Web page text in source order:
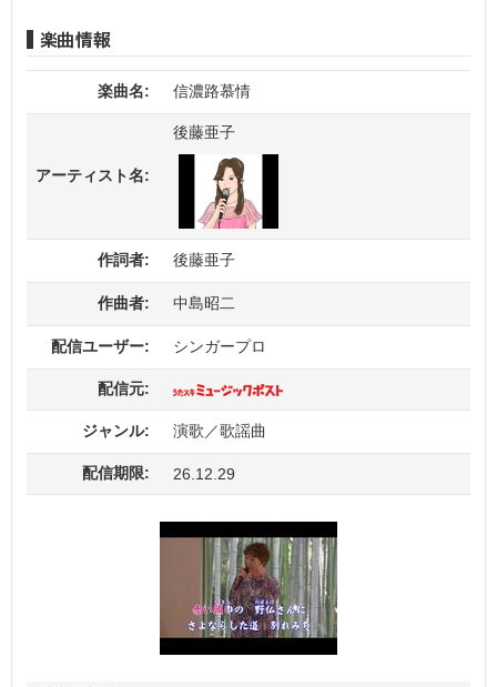
楽曲名: 信濃路慕情
アーティスト名:
後藤亜子
作詞者: 後藤亜子
作曲者: 中島昭二
配信ユーザー: シンガープロ
配信元:
ジャンル: 演歌／歌謡曲
配信期限: 26.12.29